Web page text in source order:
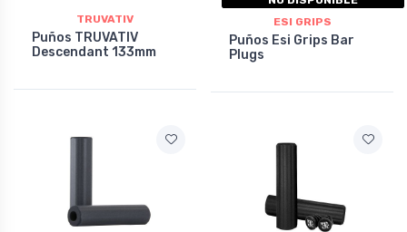
TRUVATIV
Puños TRUVATIV
Descendant 133mm
ESI GRIPS
Puños Esi Grips Bar
Plugs